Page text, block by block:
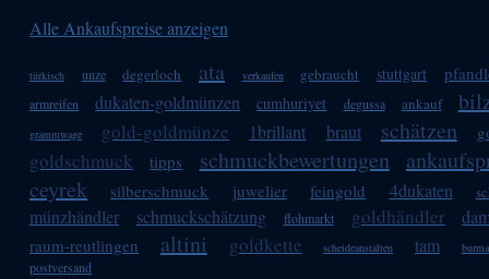
Alle Ankaufspreise anzeigen
türkisch unze degerloch ata verkaufen gebraucht stuttgart
armreifen dukaten-goldmünzen cumhuriyet degussa ankauf
grammwage gold-goldmünze 1brillant braut schätzen
goldschmuck tipps schmuckbewertungen
ceyrek
silberschmuck juwelier feingold 4dukaten
münzhändler schmuckschätzung flohmarkt goldhändler
raum-reutlingen altini goldkette scheideanstalten tam burma
postversand